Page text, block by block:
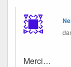
Merci…